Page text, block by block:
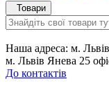
Товари
Наша адреса: м.
м. Львів Янева 25
До контактів